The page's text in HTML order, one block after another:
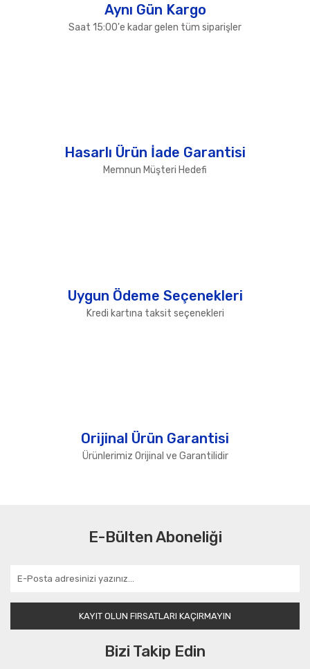
Aynı Gün Kargo
Saat 15:00'e kadar gelen tüm siparişler
Hasarlı Ürün İade Garantisi
Memnun Müşteri Hedefi
Uygun Ödeme Seçenekleri
Kredi kartına taksit seçenekleri
Orijinal Ürün Garantisi
Ürünlerimiz Orijinal ve Garantilidir
E-Bülten Aboneliği
KAYIT OLUN FIRSATLARI KAÇIRMAYIN
Bizi Takip Edin